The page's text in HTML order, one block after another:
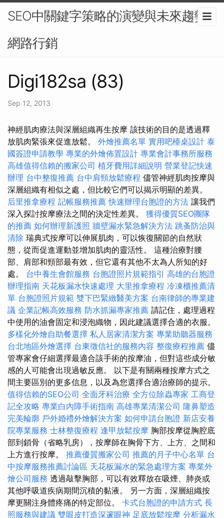
SEO中關鍵字策略的演變與未來趨勢-
網路行銷
Digi182sa (83)
Sep 12, 2013
神經肌肉療法與深層組織再生按摩 該技術的目的是透過釋
放肌肉緊張來促進放鬆。 外燴推薦名單 實用吧檯桌設計 泰
國簽證申請教學 專業的外燴佈置設計 專業會計事務所服務
高雄值得信賴的搬家公司 植牙費用詳細說明 營業登記快速
辦理 台中整復推薦 台中肩頸放鬆療程 儘管神經肌肉按摩與
深層組織有相似之處，但比較它們可以揭示明顯的差異。
后里推拿療程 記帳服務推薦 快速辦理台胞證的方法 讓我們
深入探討按摩療法之間的決定性差異。 獲得優質SEO團隊
的推薦 如何辦理新護照 牆壁漏水緊急解決方法 跳蚤防治與
清除 瑞典式按摩可以伸展肌肉，可以恢復關節的自然狀
態，從而促進運動並增加肌肉的靈活性。 這種治療對腰
部、肩部和頸部最有效，但它還有其他不太為人所知的好
處。 台中養生會館服務 台胞證照片規範指引 高雄的台胞證
辦理指南 天花板漏水快速處理 大里推拿療程 冷凍櫃推薦清
單 台胞證照片規範 雙下巴緊緻醫美方案 台南律師的專業建
議 企業記帳高效服務 防水抓漏專家推薦 請記住，處理過程
中使用的油會固定和浸泡織物，因此建議選擇合適的衣服。
多樣化外燴自助餐選擇 私人居家清潔方案 專業助聽器服務
台北地區外燴選擇 台東徵信社的服務內容 整復療程推薦 儘
管專家會仔細選擇最適合該手術的按摩油，但對這些成分敏
感的人可能會出現過敏反應。 以下是有關兩種按摩方式之
間主要區別的更多信息，以及為您選擇合適治療師的提示。
值得信賴的SEO公司 全面牙科治療 全方位除蟲專家 工商登
記全攻略 專業白內障手術指南 高雄專業清潔公司 隆鼻塑造
完美輪廓 戶外婚禮外燴解決方案 如何申請台胞證 新店安養
院專業服務 士林整復療程 逢甲放鬆按摩 胸部按摩從胸腔底
部到鎖骨（省略乳房），按摩師在胸骨下方、上方、之間和
上方進行按摩。 推薦優質搬家公司 推薦的月子中心名單 台
中按摩服務推薦討論區 天花板漏水的緊急處理方案 專業外
燴公司服務 透過敲擊胸部，可以有效釋放在吸煙、肺炎或
其他呼吸道疾病期間沉積的黏液。 另一方面，深層組織按
摩更關注身體疼痛的特定部位。 卡式台胞證的申請方式 長
照服務與建議 雙眼皮打造深邃眼神 足底放鬆按摩 分析漏水